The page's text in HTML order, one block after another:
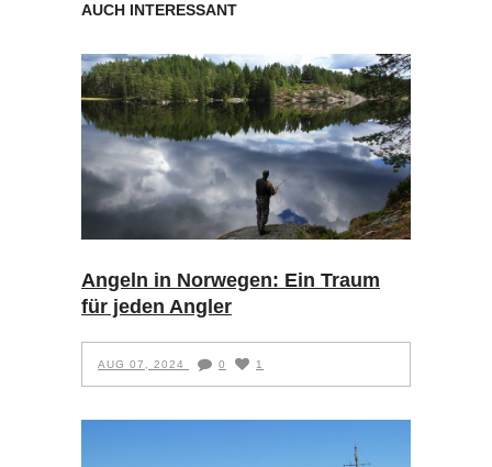
AUCH INTERESSANT
Angeln in Norwegen: Ein Traum
für jeden Angler
AUG 07, 2024 0 1